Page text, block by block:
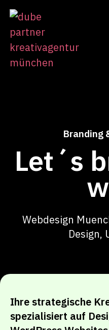
Branding
Let´s
Webdesign
Design,
Ihre strategische
spezialisiert auf